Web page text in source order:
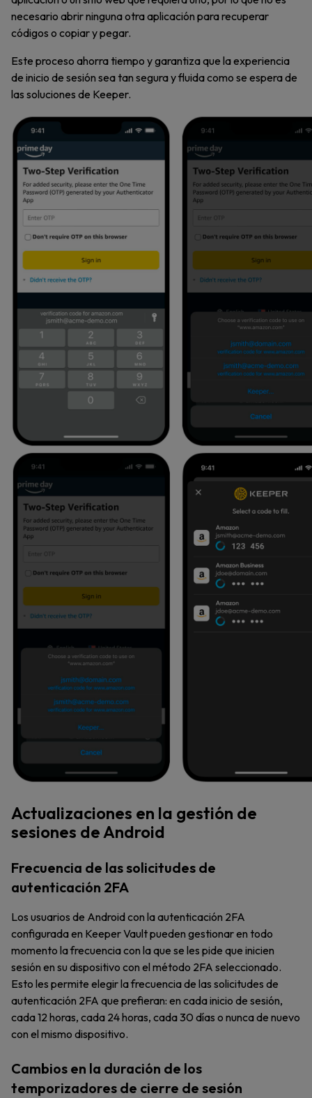
necesario abrir ninguna otra aplicación para recuperar
códigos o copiar y pegar.
Este proceso ahorra tiempo y garantiza que la experiencia
de inicio de sesión sea tan segura y fluida como se espera de
las soluciones de Keeper.
Actualizaciones en la gestión de
sesiones de Android
Frecuencia de las solicitudes de
autenticación 2FA
Los usuarios de Android con la autenticación 2FA
configurada en Keeper Vault pueden gestionar en todo
momento la frecuencia con la que se les pide que inicien
sesión en su dispositivo con el método 2FA seleccionado.
Esto les permite elegir la frecuencia de las solicitudes de
autenticación 2FA que prefieran: en cada inicio de sesión,
cada 12 horas, cada 24 horas, cada 30 días o nunca de nuevo
con el mismo dispositivo.
Cambios en la duración de los
temporizadores de cierre de sesión